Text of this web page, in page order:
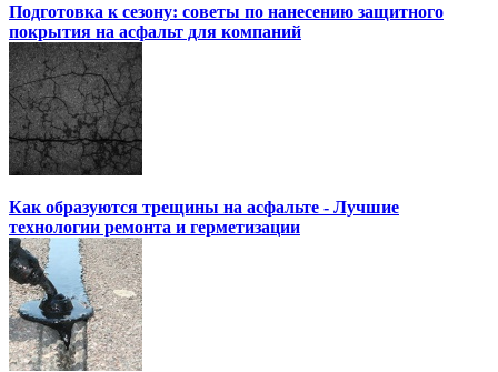
Подготовка к сезону: советы по нанесению защитного
покрытия на асфальт для компаний
Как образуются трещины на асфальте - Лучшие
технологии ремонта и герметизации